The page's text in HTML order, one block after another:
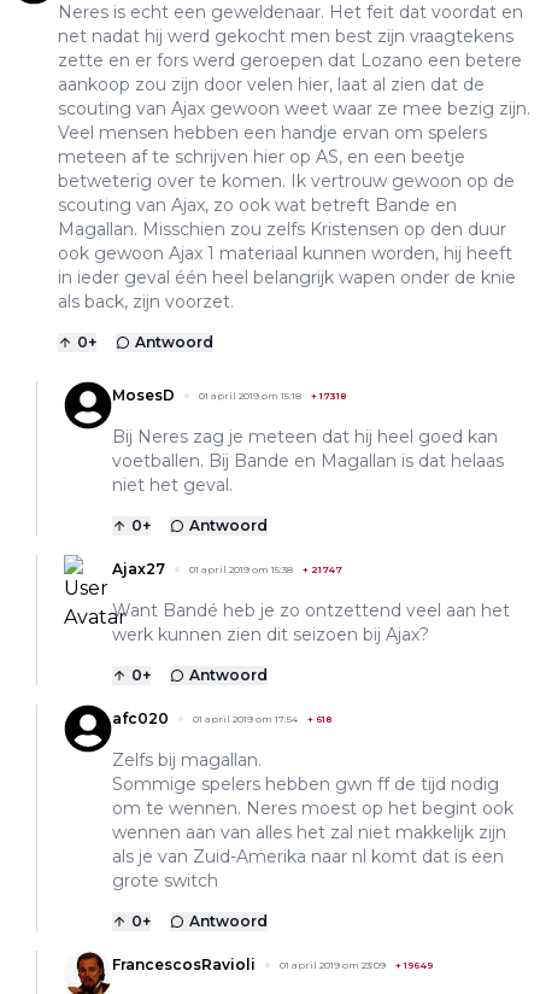
Neres is echt een geweldenaar. Het feit dat voordat en
net nadat hij werd gekocht men best zijn vraagtekens
zette en er fors werd geroepen dat Lozano een betere
aankoop zou zijn door velen hier, laat al zien dat de
scouting van Ajax gewoon weet waar ze mee bezig zijn.
Veel mensen hebben een handje ervan om spelers
meteen af te schrijven hier op AS, en een beetje
betweterig over te komen. Ik vertrouw gewoon op de
scouting van Ajax, zo ook wat betreft Bande en
Magallan. Misschien zou zelfs Kristensen op den duur
ook gewoon Ajax 1 materiaal kunnen worden, hij heeft
in ieder geval één heel belangrijk wapen onder de knie
als back, zijn voorzet.
0+ Antwoord
MosesD 01 april 2019 om 15:18 +17318
Bij Neres zag je meteen dat hij heel goed kan
voetballen. Bij Bande en Magallan is dat helaas
niet het geval.
0+ Antwoord
Ajax27 01 april 2019 om 15:38 + 21747
Want Bandé heb je zo ontzettend veel aan het
werk kunnen zien dit seizoen bij Ajax?
0+ Antwoord
afc020 01 april 2019 om 17:54 + 618
Zelfs bij magallan.
Sommige spelers hebben gwn ff de tijd nodig
om te wennen. Neres moest op het begint ook
wennen aan van alles het zal niet makkelijk zijn
als je van Zuid-Amerika naar nl komt dat is een
grote switch
0+ Antwoord
FrancescosRavioli 01 april 2019 om 23:09 +19649